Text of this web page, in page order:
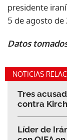
presidente
5 de agosto de
Datos
NOTICIAS
Tres
contra
Líder de